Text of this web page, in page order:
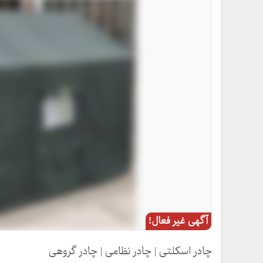
آگهی غیر فعال!
چادر اسکلتی | چادر نظامی | چادر گروهی